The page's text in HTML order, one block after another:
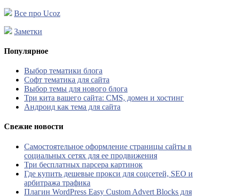
Все про Ucoz
Заметки
Популярное
Выбор тематики блога
Софт тематика для сайта
Выбор темы для нового блога
Три кита вашего сайта: CMS, домен и хостинг
Андроид как тема для сайта
Свежие новости
Самостоятельное оформление страницы сайты в
социальных сетях для ее продвижения
Три бесплатных парсера картинок
Где купить дешевые прокси для соцсетей, SEO и
арбитража трафика
Плагин WordPress Easy Custom Advert Blocks для